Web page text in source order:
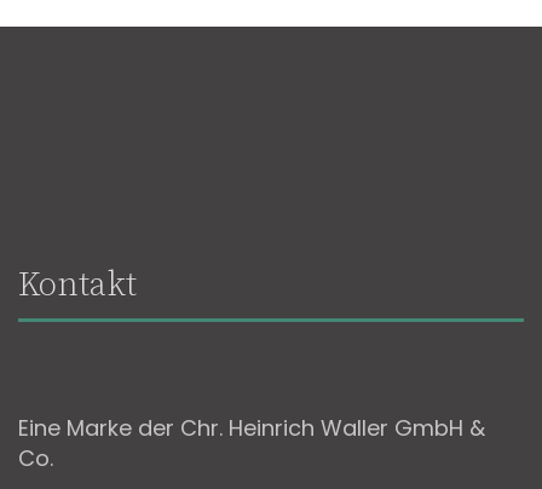
Kontakt
Eine Marke der Chr. Heinrich Waller GmbH &
Co.